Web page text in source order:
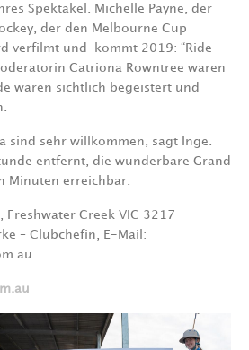
Spektakel. Michelle Payne, der
der den Melbourne Cup
verfilmt und kommt 2019: “Ride
Catriona Rowntree waren
waren sichtlich begeistert und
sind sehr willkommen, sagt Inge.
entfernt, die wunderbare Grand
Minuten erreichbar.
Freshwater Creek VIC 3217
– Clubchefin, E-Mail: